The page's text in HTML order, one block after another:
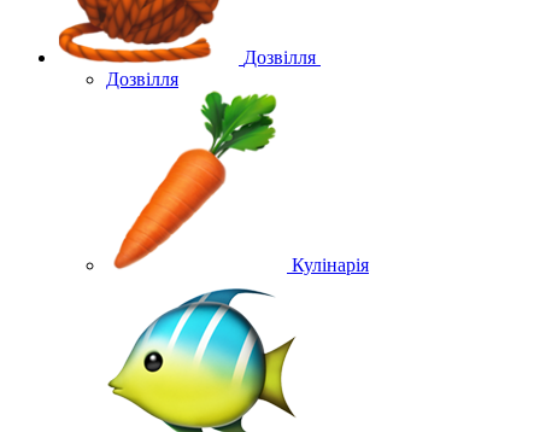
Дозвілля
Дозвілля
Кулінарія